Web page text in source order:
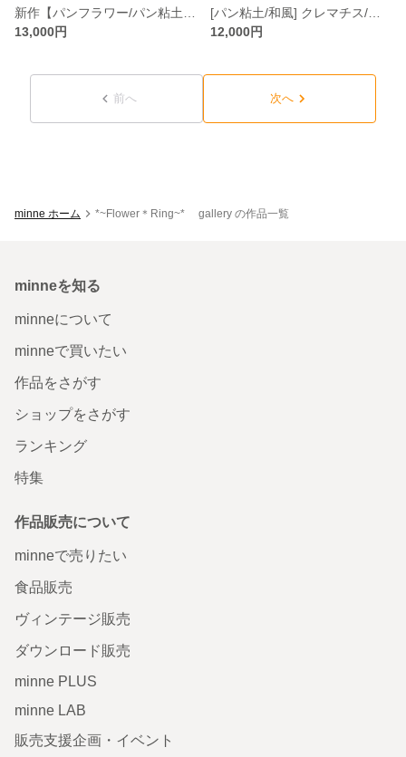
13,000円
12,000円
前へ 次へ
minne ホーム *~Flower＊Ring~* gallery の作品一覧
minneを知る
minneについて
minneで買いたい
作品をさがす
ショップをさがす
ランキング
特集
作品販売について
minneで売りたい
食品販売
ヴィンテージ販売
ダウンロード販売
minne PLUS
minne LAB
販売支援企画・イベント